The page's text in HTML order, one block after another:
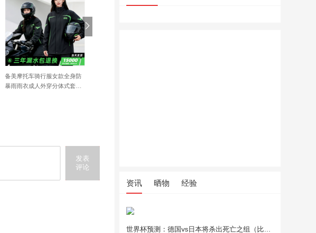
OKCS染发膏染发剂黑茶色哥
特冷黑盖白发男女中登大妈在
发表
评论
资讯 晒物 经验